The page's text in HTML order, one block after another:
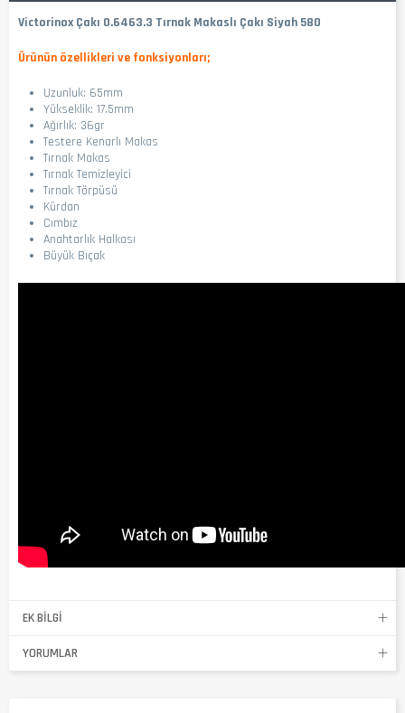
Victorinox Çakı 0.6463.3 Tırnak Makaslı Çakı Siyah 580
Ürünün özellikleri ve fonksiyonları;
Uzunluk: 65mm
Yükseklik: 17.5mm
Ağırlık: 36gr
Testere Kenarlı Makas
Tırnak Makas
Tırnak Temizleyici
Tırnak Törpüsü
Kürdan
Cımbız
Anahtarlık Halkası
Büyük Bıçak
EK BILGI
YORUMLAR